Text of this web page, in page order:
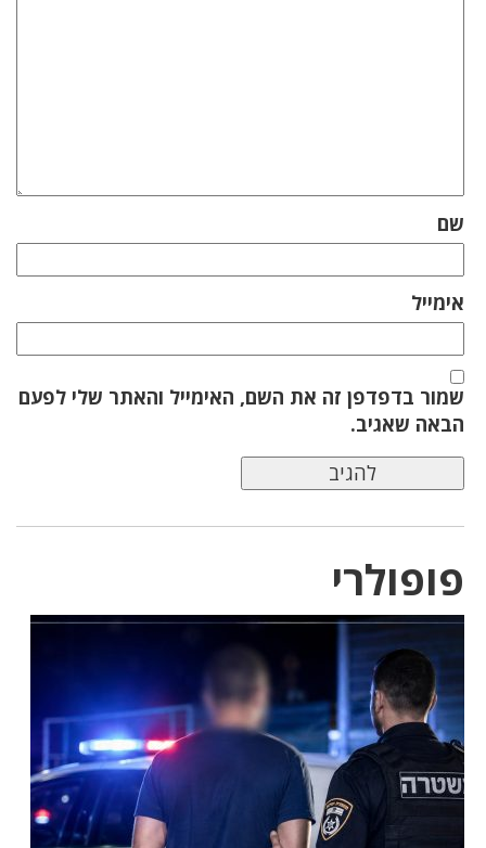
שם
אימייל
שמור בדפדפן זה את השם, האימייל והאתר שלי לפעם
הבאה שאגיב.
פופולרי